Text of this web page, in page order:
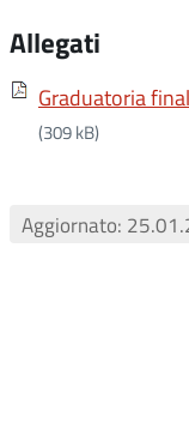
Allegati
Graduatoria
(309 kB)
Aggiornato: